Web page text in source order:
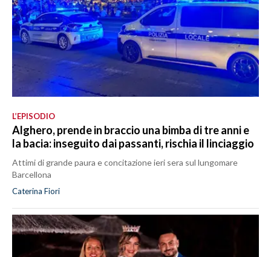
L’EPISODIO
Alghero, prende in braccio una bimba di tre anni e
la bacia: inseguito dai passanti, rischia il linciaggio
Attimi di grande paura e concitazione ieri sera sul lungomare
Barcellona
Caterina Fiori